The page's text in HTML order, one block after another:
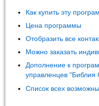
Как купить эту
Цена программы
Отобразить все
Можно заказать
Дополнение к
управленцев "Библия
Список всех